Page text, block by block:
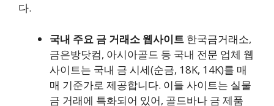
다.
국내 주요 금 거래소 웹사이트 한국금거래소,
금은방닷컴, 아시아골드 등 국내 전문 업체 웹
사이트는 국내 금 시세(순금, 18K, 14K)를 매
매 기준가로 제공합니다. 이들 사이트는 실물
금 거래에 특화되어 있어, 골드바나 금 제품